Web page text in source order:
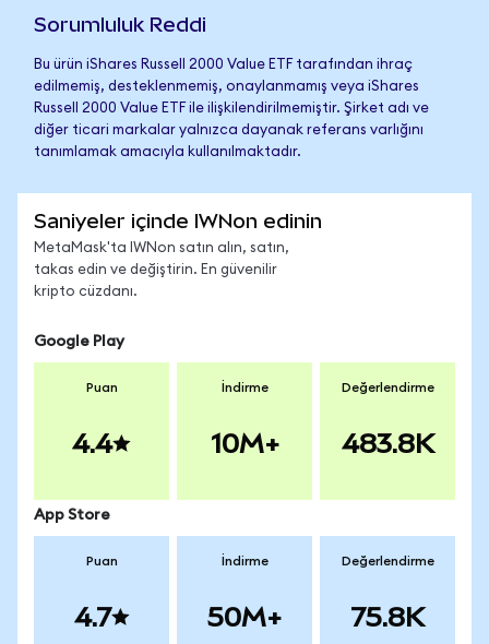
Sorumluluk Reddi
Bu ürün iShares Russell 2000 Value ETF tarafından ihraç
edilmemiş, desteklenmemiş, onaylanmamış veya iShares
Russell 2000 Value ETF ile ilişkilendirilmemiştir. Şirket adı ve
diğer ticari markalar yalnızca dayanak referans varlığını
tanımlamak amacıyla kullanılmaktadır.
Saniyeler içinde IWNon edinin
MetaMask'ta IWNon satın alın, satın,
takas edin ve değiştirin. En güvenilir
kripto cüzdanı.
Google Play
Puan
4.4
İndirme
10M+
Değerlendirme
483.8K
App Store
Puan
4.7
İndirme
50M+
Değerlendirme
75.8K